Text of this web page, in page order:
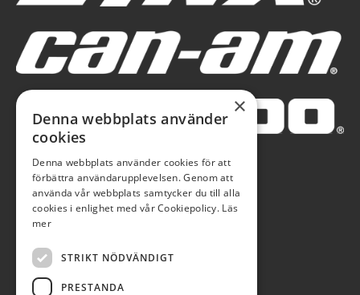
×
Denna webbplats använder
cookies
Denna webbplats använder cookies för att
förbättra användarupplevelsen. Genom att
använda vår webbplats samtycker du till alla
cookies i enlighet med vår Cookiepolicy. Läs
mer
STRIKT NÖDVÄNDIGT
PRESTANDA